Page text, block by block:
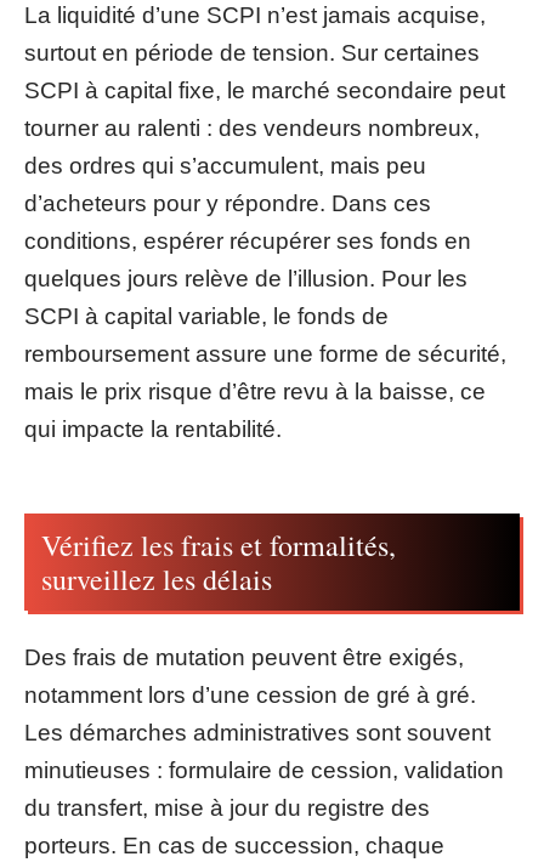
La liquidité d’une SCPI n’est jamais acquise,
surtout en période de tension. Sur certaines
SCPI à capital fixe, le marché secondaire peut
tourner au ralenti : des vendeurs nombreux,
des ordres qui s’accumulent, mais peu
d’acheteurs pour y répondre. Dans ces
conditions, espérer récupérer ses fonds en
quelques jours relève de l’illusion. Pour les
SCPI à capital variable, le fonds de
remboursement assure une forme de sécurité,
mais le prix risque d’être revu à la baisse, ce
qui impacte la rentabilité.
Vérifiez les frais et formalités,
surveillez les délais
Des frais de mutation peuvent être exigés,
notamment lors d’une cession de gré à gré.
Les démarches administratives sont souvent
minutieuses : formulaire de cession, validation
du transfert, mise à jour du registre des
porteurs. En cas de succession, chaque